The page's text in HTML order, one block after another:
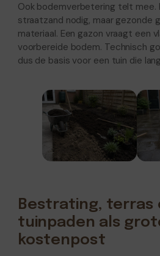
Ook bodemverbetering telt mee.
straatzand nodig, maar gezonde
materiaal. Een gazon vraagt een
voorbereide bodem. Technisch
dus de basis voor een tuin die
Bestrating, terras
tuinpaden als
kostenpost